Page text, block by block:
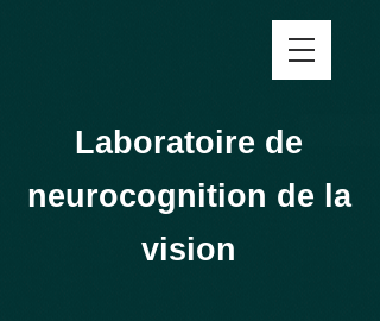
Laboratoire de
neurocognition de la
vision